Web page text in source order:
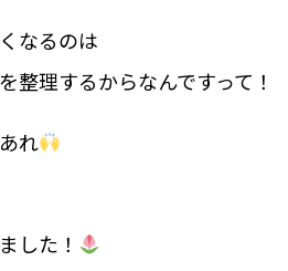
なるのは
整理するからなんですって！
れ
した！